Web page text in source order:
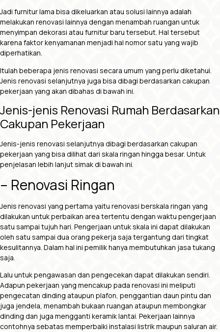
Jadi furnitur lama bisa dikeluarkan atau solusi lainnya adalah
melakukan renovasi lainnya dengan menambah ruangan untuk
menyimpan dekorasi atau furnitur baru tersebut. Hal tersebut
karena faktor kenyamanan menjadi hal nomor satu yang wajib
diperhatikan.
Itulah beberapa jenis renovasi secara umum yang perlu diketahui.
Jenis renovasi selanjutnya juga bisa dibagi berdasarkan cakupan
pekerjaan yang akan dibahas di bawah ini.
Jenis-jenis Renovasi Rumah Berdasarkan
Cakupan Pekerjaan
Jenis-jenis renovasi selanjutnya dibagi berdasarkan cakupan
pekerjaan yang bisa dilihat dari skala ringan hingga besar. Untuk
penjelasan lebih lanjut simak di bawah ini.
– Renovasi Ringan
Jenis renovasi yang pertama yaitu renovasi berskala ringan yang
dilakukan untuk perbaikan area tertentu dengan waktu pengerjaan
satu sampai tujuh hari. Pengerjaan untuk skala ini dapat dilakukan
oleh satu sampai dua orang pekerja saja tergantung dari tingkat
kesulitannya. Dalam hal ini pemilik hanya membutuhkan jasa tukang
saja.
Lalu untuk pengawasan dan pengecekan dapat dilakukan sendiri.
Adapun pekerjaan yang mencakup pada renovasi ini meliputi
pengecatan dinding ataupun plafon, penggantian daun pintu dan
juga jendela, menambah bukaan ruangan ataupun membongkar
dinding dan juga mengganti keramik lantai. Pekerjaan lainnya
contohnya sebatas memperbaiki instalasi listrik maupun saluran air.